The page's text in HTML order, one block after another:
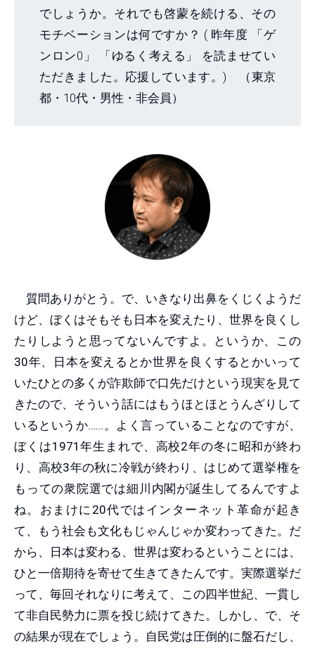
でしょうか。それでも啓蒙を続ける、その
モチベーションは何ですか？ ( 昨年度 「ゲ
ンロン0」 「ゆるく考える」 を読ませてい
ただきました。応援しています。) （東京
都・10代・男性・非会員）
質問ありがとう。で、いきなり出鼻をくじくようだ
けど、ぼくはそもそも日本を変えたり、世界を良くし
たりしようと思ってないんですよ。というか、この
30年、日本を変えるとか世界を良くするとかいって
いたひとの多くが詐欺師で口先だけという現実を見て
きたので、そういう話にはもうほとほとうんざりして
いるというか……。よく言っていることなのですが、
ぼくは1971年生まれで、高校2年の冬に昭和が終わ
り、高校3年の秋に冷戦が終わり、はじめて選挙権を
もっての衆院選では細川内閣が誕生してるんですよ
ね。おまけに20代ではインターネット革命が起き
て、もう社会も文化もじゃんじゃか変わってきた。だ
から、日本は変わる、世界は変わるということには、
ひと一倍期待を寄せて生きてきたんです。実際選挙だ
って、毎回それなりに考えて、この四半世紀、一貫し
て非自民勢力に票を投じ続けてきた。しかし、で、そ
の結果が現在でしょう。自民党は圧倒的に盤石だし、